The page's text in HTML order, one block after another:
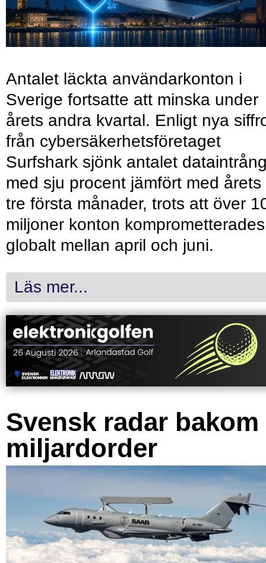
Antalet läckta användarkonton i
Sverige fortsatte att minska under
årets andra kvartal. Enligt nya
från cybersäkerhetsföretaget
Surfshark sjönk antalet
med sju procent jämfört med årets
tre första månader, trots att över
miljoner konton komprometterades
globalt mellan april och juni.
Läs mer...
Svensk radar bakom
miljardorder